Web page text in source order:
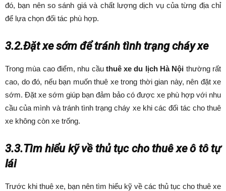
đó, bạn nên so sánh giá và chất lượng dịch vụ của từng địa chỉ
để lựa chọn đối tác phù hợp.
3.2.Đặt xe sớm để tránh tình trạng cháy xe
Trong mùa cao điểm, nhu cầu thuê xe du lịch Hà Nội thường rất
cao, do đó, nếu bạn muốn thuê xe trong thời gian này, nên đặt xe
sớm. Đặt xe sớm giúp bạn đảm bảo có được xe phù hợp với nhu
cầu của mình và tránh tình trạng cháy xe khi các đối tác cho thuê
xe không còn xe trống.
3.3.Tìm hiểu kỹ về thủ tục cho thuê xe ô tô tự
lái
Trước khi thuê xe, bạn nên tìm hiểu kỹ về các thủ tục cho thuê xe